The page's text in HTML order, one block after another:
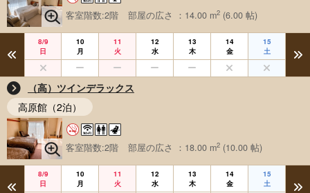
客室階数:2階 部屋の広さ ：14.00 m2 (6.00 帖)
8/9
日
10
月
11
火
12
水
13
木
14
金
15
土
（高）ツインデラックス
高原館（2泊）
客室階数:2階 部屋の広さ ：18.00 m2 (10.00 帖)
8/9
日
10
月
11
火
12
水
13
木
14
金
15
土